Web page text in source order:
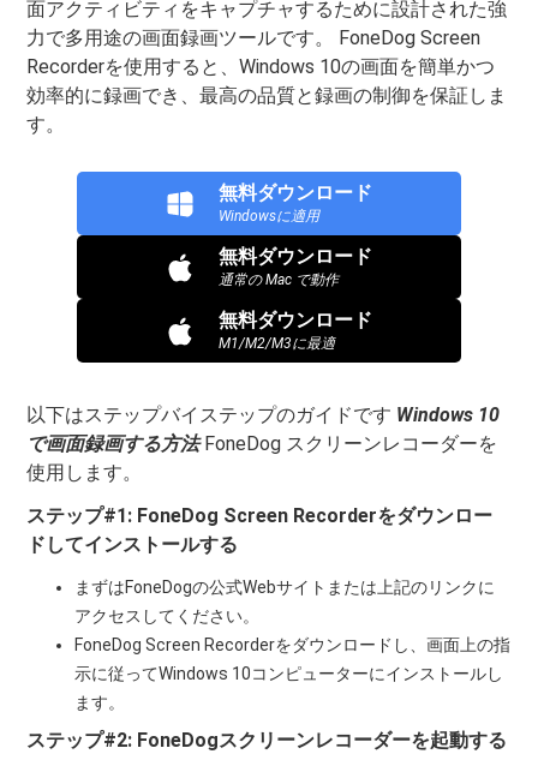
面アクティビティをキャプチャするために設計された強
力で多用途の画面録画ツールです。 FoneDog Screen
Recorderを使用すると、Windows 10の画面を簡単かつ
効率的に録画でき、最高の品質と録画の制御を保証しま
す。
無料ダウンロード
Windowsに適用
無料ダウンロード
通常の Mac で動作
無料ダウンロード
M1/M2/M3に最適
以下はステップバイステップのガイドです Windows 10
で画面録画する方法FoneDog スクリーンレコーダーを
使用します。
ステップ#1: FoneDog Screen Recorderをダウンロー
ドしてインストールする
まずはFoneDogの公式Webサイトまたは上記のリンクに
アクセスしてください。
FoneDog Screen Recorderをダウンロードし、画面上の指
示に従ってWindows 10コンピューターにインストールし
ます。
ステップ#2: FoneDogスクリーンレコーダーを起動する